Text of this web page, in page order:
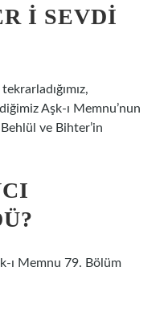
I SEVDI
Aşk-ı Memnu’nun
ve Bihter’in
ı Memnu 79. Bölüm